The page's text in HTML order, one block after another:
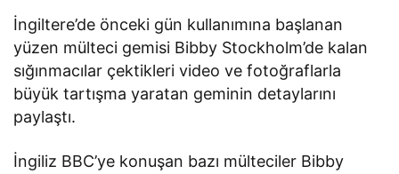
İngiltere’de önceki gün kullanımına başlanan
yüzen mülteci gemisi Bibby Stockholm’de kalan
sığınmacılar çektikleri video ve fotoğraflarla
büyük tartışma yaratan geminin detaylarını
paylaştı.
İngiliz BBC’ye konuşan bazı mülteciler Bibby